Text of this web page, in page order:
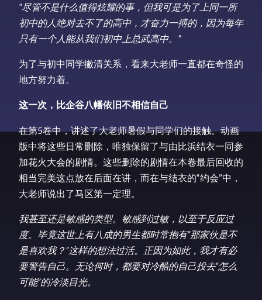
“尽管不是什么值得炫耀的事，但我可是为了上同一所
初中的人绝对去不了的高中，才奋力一搏的，因为每年
只有一个人能从我们初中上总武高中。”
为了与初中同学撇清关系，看来大老师一直都在奇怪的
地方努力着。
这一次，比企谷八幡依旧不相信自己
在第5卷中，讲述了大老师暑假与同学们的接触。动画
版中将这些日常删除，唯独保留了与由比浜结衣一同参
加花火大会的剧情。这些删除的剧情在本卷最后回收的
相当完美这点放在后面在讲，而在与结衣的“约会”中，
大老师说出了马区第一定理。
我甚至还是敏感的类型。敏感到过敏，以至于反应过
度。毕竟这世上有八成的男生都时常抱有“那家伙是不
是喜欢我？”这样的想法过活。正因为如此，我才有必
要警告自己。无论何时，都要对冷酷的自己投去“怎么
可能”的冷淡目光。